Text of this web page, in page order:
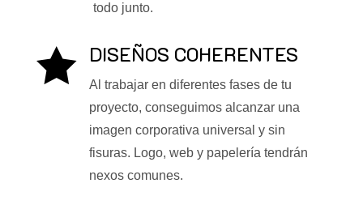
todo junto.
 DISEÑOS COHERENTES
Al trabajar en diferentes fases de tu
proyecto, conseguimos alcanzar una
imagen corporativa universal y sin
fisuras. Logo, web y papelería tendrán
nexos comunes.